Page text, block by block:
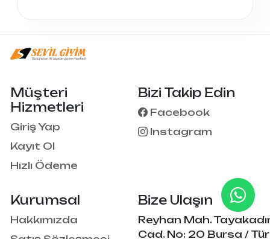
Kurumsal
Hakkımızda
Müşteri
Hizmetleri
Giriş Yap
Kayıt Ol
Hızlı Ödeme
Bizi Takip Edin
Facebook
Instagram
Bize Ulaşın
Reyhan Mah.
Cad. No: 20 Bursa /